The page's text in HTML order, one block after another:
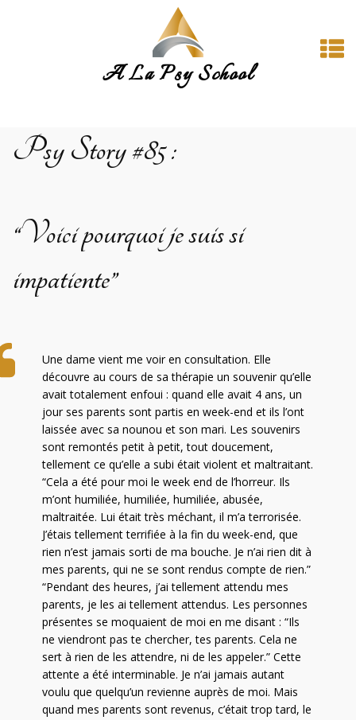
A La Psy School
Psy Story#85:
“Voici pourquoi je suis si
impatiente”
Une dame vient me voir en consultation. Elle
découvre au cours de sa thérapie un souvenir qu’elle
avait totalement enfoui : quand elle avait 4 ans, un
jour ses parents sont partis en week-end et ils l’ont
laissée avec sa nounou et son mari. Les souvenirs
sont remontés petit à petit, tout doucement,
tellement ce qu’elle a subi était violent et maltraitant.
“Cela a été pour moi le week end de l’horreur. Ils
m’ont humiliée, humiliée, humiliée, abusée,
maltraitée. Lui était très méchant, il m’a terrorisée.
J’étais tellement terrifiée à la fin du week-end, que
rien n’est jamais sorti de ma bouche. Je n’ai rien dit à
mes parents, qui ne se sont rendus compte de rien.”
“Pendant des heures, j’ai tellement attendu mes
parents, je les ai tellement attendus. Les personnes
présentes se moquaient de moi en me disant : “Ils
ne viendront pas te chercher, tes parents. Cela ne
sert à rien de les attendre, ni de les appeler.” Cette
attente a été interminable. Je n’ai jamais autant
voulu que quelqu’un revienne auprès de moi. Mais
quand mes parents sont revenus, c’était trop tard, le